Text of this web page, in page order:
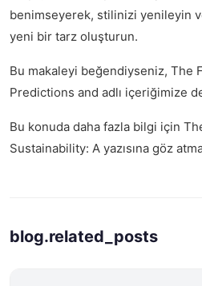
benimseyerek, stilinizi yenileyin
yeni bir tarz oluşturun.
Bu makaleyi beğendiyseniz, The
Predictions and adlı içeriğimize
Bu konuda daha fazla bilgi için
Sustainability: A yazısına göz
blog.related_posts